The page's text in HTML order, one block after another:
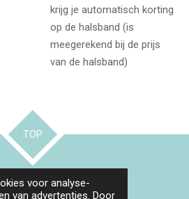
voor analyse-
van advertenties. Door
krijg je automatisch korting
op de halsband (is
meegerekend bij de prijs
van de halsband)
TOP